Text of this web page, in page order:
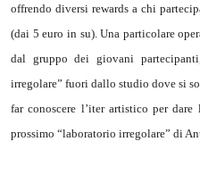
offrendo diversi rewards a chi
(dai 5 euro in su). Una particolare
dal gruppo dei giovani
irregolare” fuori dallo studio dove si
far conoscere l’iter artistico per
prossimo “laboratorio irregolare” di